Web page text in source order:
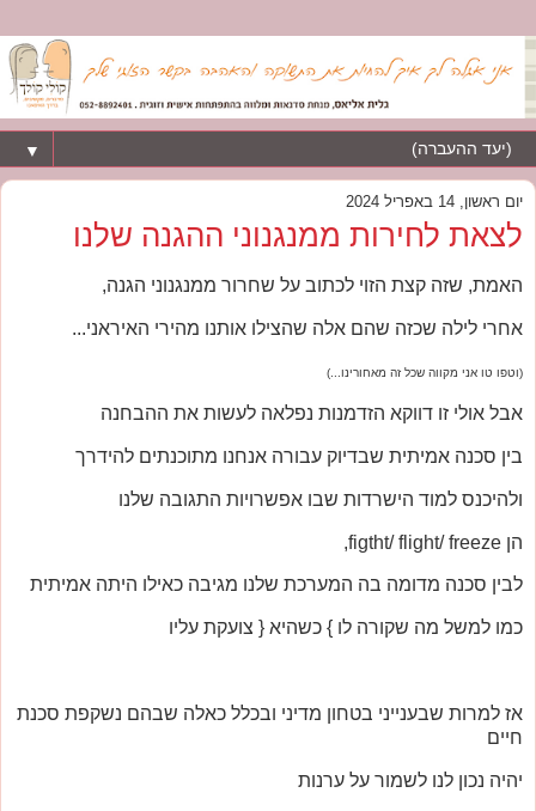
▼
יום ראשון, 14 באפריל 2024
לצאת לחירות ממנגנוני ההגנה שלנו
האמת, שזה קצת הזוי לכתוב על שחרור ממנגנוני הגנה,
אחרי לילה שכזה שהם אלה שהצילו אותנו מהירי האיראני...
(וטפו טו אני מקווה שכל זה מאחורינו...)
אבל אולי זו דווקא הזדמנות נפלאה לעשות את ההבחנה
בין סכנה אמיתית שבדיוק עבורה אנחנו מתוכנתים להידרך
ולהיכנס למוד הישרדות שבו אפשרויות התגובה שלנו
הן figtht/ flight/ freeze,
לבין סכנה מדומה בה המערכת שלנו מגיבה כאילו היתה אמיתית
כמו למשל מה שקורה לו } כשהיא { צועקת עליו
אז למרות שבענייני בטחון מדיני ובכלל כאלה שבהם נשקפת סכנת
חיים
יהיה נכון לנו לשמור על ערנות